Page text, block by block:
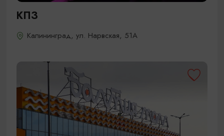
КПЗ
Калининград, ул. Нарвская, 51А